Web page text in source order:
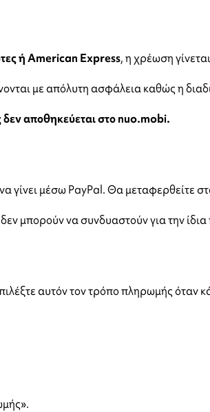
ή American Express, η χρέωση
με απόλυτη ασφάλεια καθώς η
δεν αποθηκεύεται στο nuo.mobi.
γίνει μέσω PayPal. Θα μεταφερθείτε
μπορούν να συνδυαστούν για την
αυτόν τον τρόπο πληρωμής